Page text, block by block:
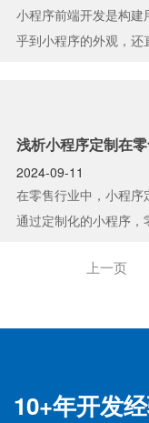
小程序前端开发是构
乎到小程序的外观，
浅析小程序定制在
2024-09-11
在零售行业中，小程序
通过定制化的小程序
上一页
10+年开发